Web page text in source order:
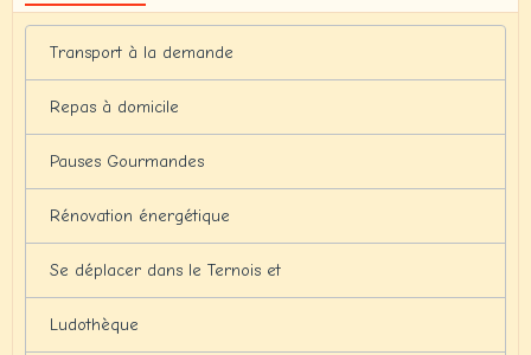
Transport à la demande
Repas à domicile
Pauses Gourmandes
Rénovation énergétique
Se déplacer dans le Ternois et
Ludothèque